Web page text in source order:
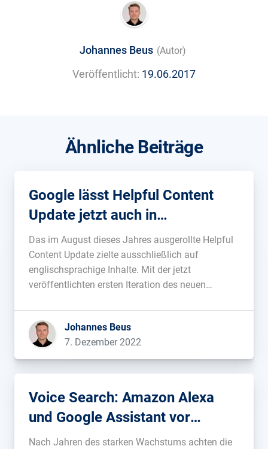
Johannes Beus (Autor)
Veröffentlicht: 19.06.2017
Ähnliche Beiträge
Google lässt Helpful Content
Update jetzt auch in
Deutschland frei
Das im August dieses Jahres ausgerollte Helpful
Content Update zielte ausschließlich auf
englischsprachige Inhalte. Mit der jetzt
veröffentlichten ersten Iteration des neuen
Sprachen neu bewertet....
Johannes Beus
7. Dezember 2022
Voice Search: Amazon Alexa
und Google Assistant vor
Kürzungen
Nach Jahren des starken Wachstums achten die